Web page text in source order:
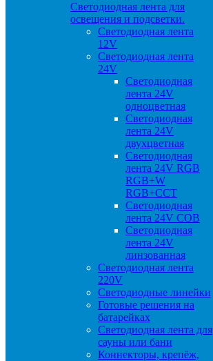
Светодиодная лента для
освещения и подсветки.
Светодиодная лента
12V
Светодиодная лента
24V
Светодиодная
лента 24V
одноцветная
Светодиодная
лента 24V
двухцветная
Светодиодная
лента 24V RGB
RGB+W
RGB+CCT
Светодиодная
лента 24V COB
Светодиодная
лента 24V
линзованная
Светодиодная лента
220V
Светодиодные линейки
Готовые решения на
батарейках
Светодиодная лента для
сауны или бани
Коннекторы, крепёж,